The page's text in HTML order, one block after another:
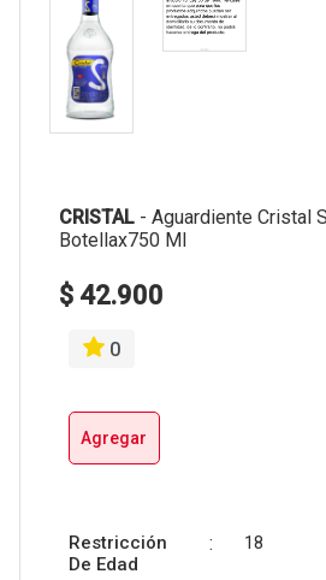
CRISTAL - Aguardiente Cristal
Botellax750 Ml
$ 42.900
0
Agregar
Restricción
De Edad
: 18